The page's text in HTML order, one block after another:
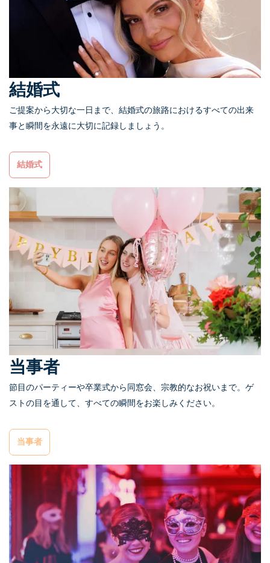
結婚式
ご提案から大切な一日まで、結婚式の旅路におけるすべての出来
事と瞬間を永遠に大切に記録しましょう。
結婚式
当事者
節目のパーティーや卒業式から同窓会、宗教的なお祝いまで。ゲ
ストの目を通して、すべての瞬間をお楽しみください。
当事者